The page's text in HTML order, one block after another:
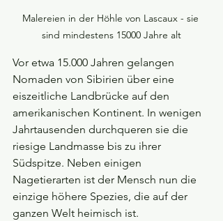
Malereien in der Höhle von Lascaux - sie
sind mindestens 15000 Jahre alt
Vor etwa 15.000 Jahren gelangen
Nomaden von Sibirien über eine
eiszeitliche Landbrücke auf den
amerikanischen Kontinent. In wenigen
Jahrtausenden durchqueren sie die
riesige Landmasse bis zu ihrer
Südspitze. Neben einigen
Nagetierarten ist der Mensch nun die
einzige höhere Spezies, die auf der
ganzen Welt heimisch ist.